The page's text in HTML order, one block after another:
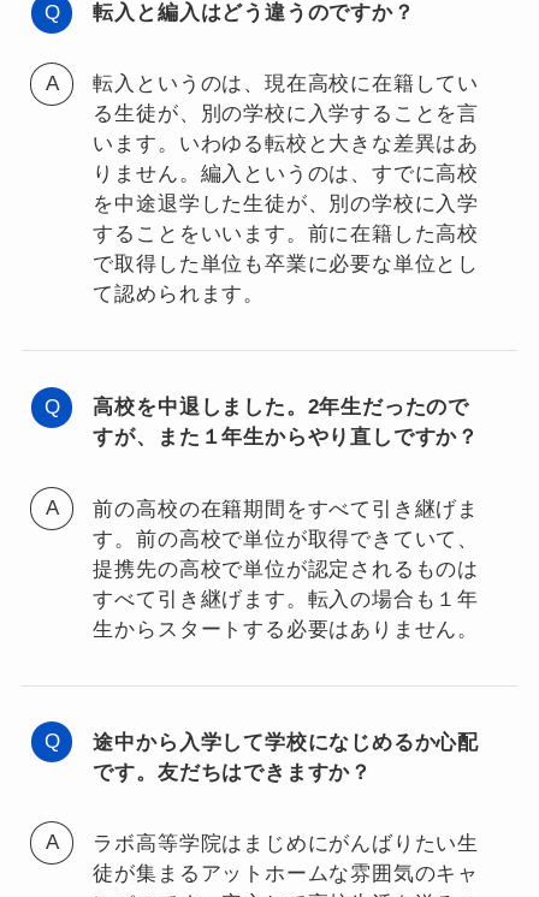
転入と編入はどう違うのですか？
転入というのは、現在高校に在籍してい
る生徒が、別の学校に入学することを言
います。いわゆる転校と大きな差異はあ
りません。編入というのは、すでに高校
を中途退学した生徒が、別の学校に入学
することをいいます。前に在籍した高校
で取得した単位も卒業に必要な単位とし
て認められます。
高校を中退しました。2年生だったので
すが、また１年生からやり直しですか？
前の高校の在籍期間をすべて引き継げま
す。前の高校で単位が取得できていて、
提携先の高校で単位が認定されるものは
すべて引き継げます。転入の場合も１年
生からスタートする必要はありません。
途中から入学して学校になじめるか心配
です。友だちはできますか？
ラボ高等学院はまじめにがんばりたい生
徒が集まるアットホームな雰囲気のキャ